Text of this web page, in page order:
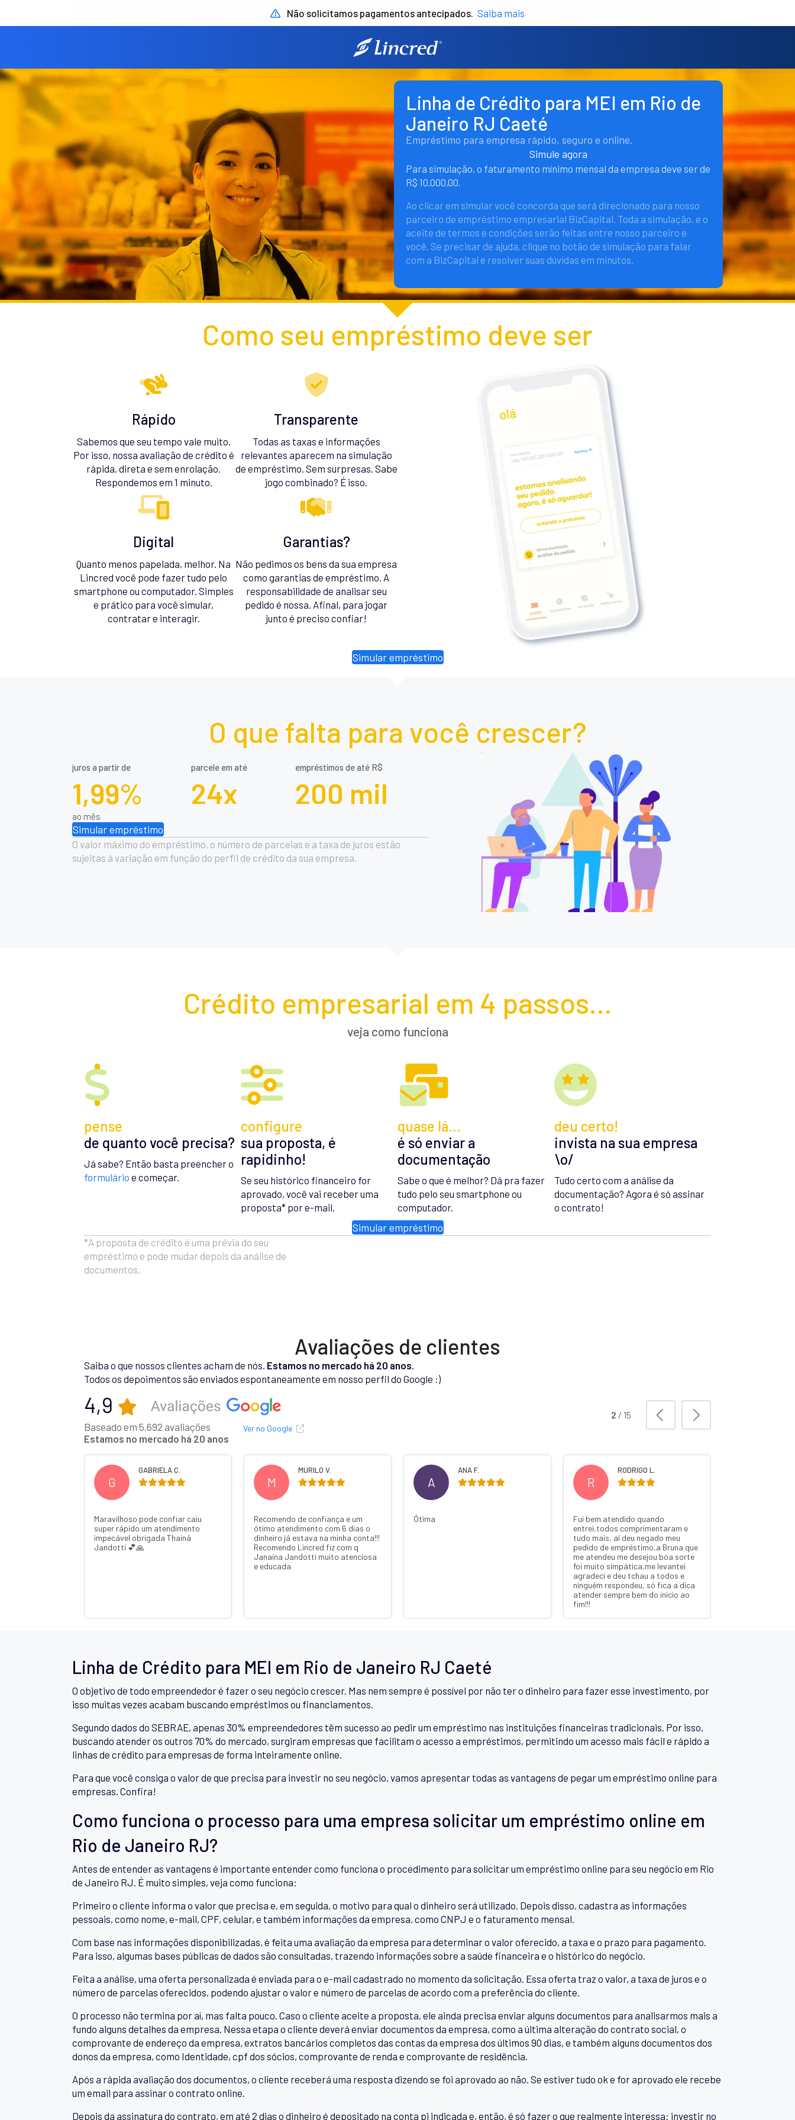
Não solicitamos pagamentos antecipados. Saiba mais
Linha de Crédito para MEI em Rio de
Janeiro RJ Caeté
Empréstimo para empresa rápido, seguro e online.
Simule agora
Para simulação, o faturamento mínimo mensal da empresa deve ser de
R$ 10.000,00.
Ao clicar em simular você concorda que será direcionado para nosso
parceiro de empréstimo empresarial BizCapital. Toda a simulação, e o
aceite de termos e condições serão feitas entre nosso parceiro e
você. Se precisar de ajuda, clique no botão de simulação para falar
com a BizCapital e resolver suas dúvidas em minutos.
Como seu empréstimo deve ser
Rápido
Sabemos que seu tempo vale muito.
Por isso, nossa avaliação de crédito é
rápida, direta e sem enrolação.
Respondemos em 1 minuto.
Transparente
Todas as taxas e informações
relevantes aparecem na simulação
de empréstimo. Sem surpresas. Sabe
jogo combinado? É isso.
Digital
Quanto menos papelada, melhor. Na
Lincred você pode fazer tudo pelo
smartphone ou computador. Simples
e prático para você simular,
contratar e interagir.
Garantias?
Não pedimos os bens da sua empresa
como garantias de empréstimo. A
responsabilidade de analisar seu
pedido é nossa. Afinal, para jogar
junto é preciso confiar!
Simular empréstimo
O que falta para você crescer?
juros a partir de
1,99%
ao mês
parcele em até
24x
empréstimos de até R$
200 mil
Simular empréstimo
O valor máximo do empréstimo, o número de parcelas e a taxa de juros estão
sujeitas à variação em função do perfil de crédito da sua empresa.
Crédito empresarial em 4 passos...
veja como funciona
pense
de quanto você precisa?
Já sabe? Então basta preencher o
formulário e começar.
configure
sua proposta, é
rapidinho!
Se seu histórico financeiro for
aprovado, você vai receber uma
proposta* por e-mail.
quase lá…
é só enviar a
documentação
Sabe o que é melhor? Dá pra fazer
tudo pelo seu smartphone ou
computador.
deu certo!
invista na sua empresa
\o/
Tudo certo com a análise da
documentação? Agora é só assinar
o contrato!
Simular empréstimo
*A proposta de crédito é uma prévia do seu
empréstimo e pode mudar depois da análise de
documentos.
Avaliações de clientes
Saiba o que nossos clientes acham de nós. Estamos no mercado há 20 anos.
Todos os depoimentos são enviados espontaneamente em nosso perfil do Google :)
4,9
Baseado em 5.692 avaliações
Estamos no mercado há 20 anos
Ver no Google
G
GABRIELA C.
Maravilhoso pode confiar caiu
super rápido um atendimento
impecável obrigada Thainá
Jandotti 💕🙏
M
MURILO V.
Recomendo de confiança e um
ótimo atendimento com 6 dias o
dinheiro já estava na minha conta!!!
Recomendo Lincred fiz com q
Janaína Jandotti muito atenciosa
e educada
A
ANA F.
Ótima
R
RODRIGO L.
Fui bem atendido quando
entrei,todos comprimentaram e
tudo mais, aí deu negado meu
pedido de empréstimo,a Bruna que
me atendeu me desejou boa sorte
foi muito simpática,me levantei
agradeci e deu tchau a todos e
ninguém respondeu, só fica a dica
atender sempre bem do início ao
fim!!!
2 / 15
Linha de Crédito para MEI em Rio de Janeiro RJ Caeté
O objetivo de todo empreendedor é fazer o seu negócio crescer. Mas nem sempre é possível por não ter o dinheiro para fazer esse investimento, por
isso muitas vezes acabam buscando empréstimos ou financiamentos.
Segundo dados do SEBRAE, apenas 30% empreendedores têm sucesso ao pedir um empréstimo nas instituições financeiras tradicionais. Por isso,
buscando atender os outros 70% do mercado, surgiram empresas que facilitam o acesso a empréstimos, permitindo um acesso mais fácil e rápido a
linhas de crédito para empresas de forma inteiramente online.
Para que você consiga o valor de que precisa para investir no seu negócio, vamos apresentar todas as vantagens de pegar um empréstimo online para
empresas. Confira!
Como funciona o processo para uma empresa solicitar um empréstimo online em
Rio de Janeiro RJ?
Antes de entender as vantagens é importante entender como funciona o procedimento para solicitar um empréstimo online para seu negócio em Rio
de Janeiro RJ. É muito simples, veja como funciona:
Primeiro o cliente informa o valor que precisa e, em seguida, o motivo para qual o dinheiro será utilizado. Depois disso, cadastra as informações
pessoais, como nome, e-mail, CPF, celular, e também informações da empresa, como CNPJ e o faturamento mensal.
Com base nas informações disponibilizadas, é feita uma avaliação da empresa para determinar o valor oferecido, a taxa e o prazo para pagamento.
Para isso, algumas bases públicas de dados são consultadas, trazendo informações sobre a saúde financeira e o histórico do negócio.
Feita a análise, uma oferta personalizada é enviada para o e-mail cadastrado no momento da solicitação. Essa oferta traz o valor, a taxa de juros e o
número de parcelas oferecidos, podendo ajustar o valor e número de parcelas de acordo com a preferência do cliente.
O processo não termina por aí, mas falta pouco. Caso o cliente aceite a proposta, ele ainda precisa enviar alguns documentos para analisarmos mais a
fundo alguns detalhes da empresa. Nessa etapa o cliente deverá enviar documentos da empresa, como a última alteração do contrato social, o
comprovante de endereço da empresa, extratos bancários completos das contas da empresa dos últimos 90 dias, e também alguns documentos dos
donos da empresa, como Identidade, cpf dos sócios, comprovante de renda e comprovante de residência.
Após a rápida avaliação dos documentos, o cliente receberá uma resposta dizendo se foi aprovado ao não. Se estiver tudo ok e for aprovado ele recebe
um email para assinar o contrato online.
Depois da assinatura do contrato, em até 2 dias o dinheiro é depositado na conta pj indicada e, então, é só fazer o que realmente interessa: investir no